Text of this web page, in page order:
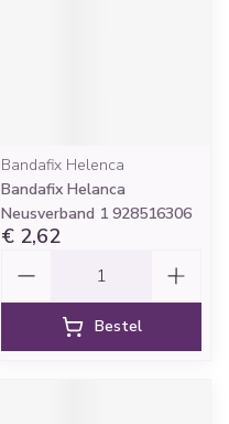
Bandafix Helenca
Bandafix Helanca
Neusverband 1 928516306
€ 2,62
Bestel